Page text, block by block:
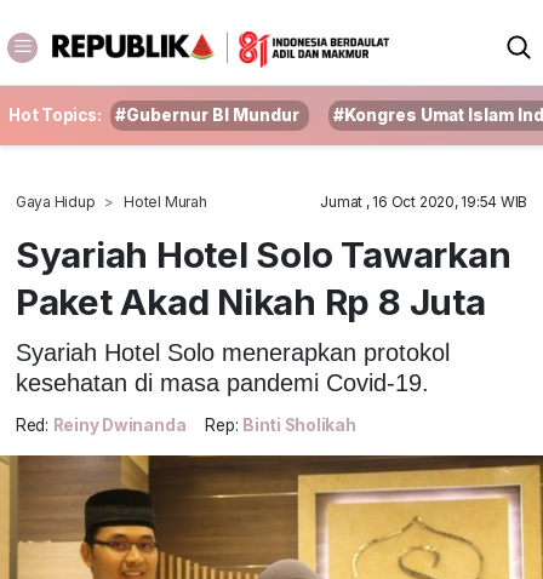
Hot Topics: #Gubernur BI Mundur #Kongres Umat Islam
Gaya Hidup Hotel Murah Jumat , 16 Oct 2020, 19:54 WIB
Syariah Hotel Solo Tawarkan
Paket Akad Nikah Rp 8 Juta
Syariah Hotel Solo menerapkan protokol
kesehatan di masa pandemi Covid-19.
Red: Reiny Dwinanda Rep: Binti Sholikah